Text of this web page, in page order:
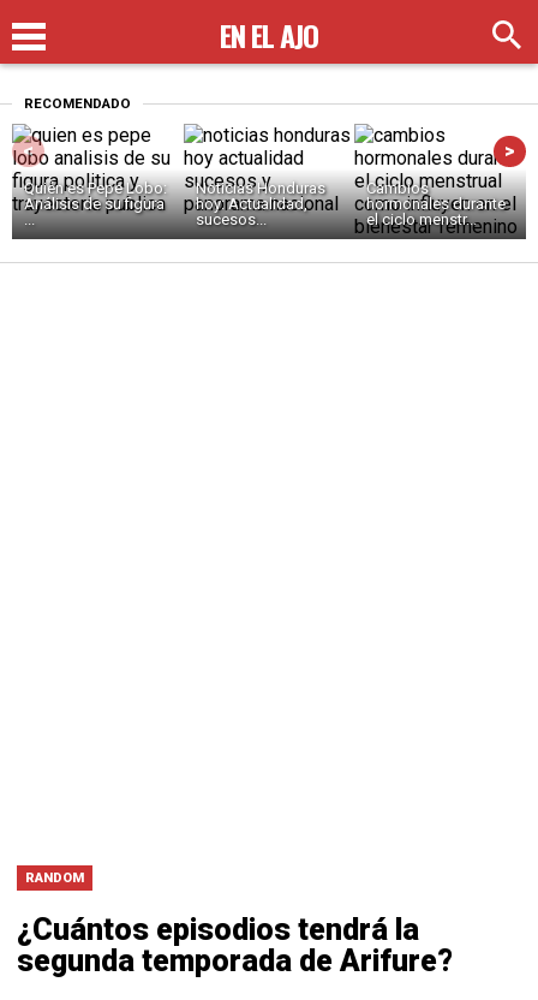
EN EL AJO
RECOMENDADO
Quién es Pepe Lobo:
Análisis de su figura
...
Noticias Honduras
hoy: Actualidad,
sucesos...
Cambios
hormonales durante
el ciclo menstr...
< >
RANDOM
¿Cuántos episodios tendrá la
segunda temporada de Arifure?